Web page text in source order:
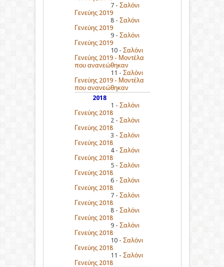
7 - Σαλόνι
Γενεύης 2019
8 - Σαλόνι
Γενεύης 2019
9 - Σαλόνι
Γενεύης 2019
10 - Σαλόνι
Γενεύης 2019 - Μοντέλα
που ανανεώθηκαν
11 - Σαλόνι
Γενεύης 2019 - Μοντέλα
που ανανεώθηκαν
2018
1 - Σαλόνι
Γενεύης 2018
2 - Σαλόνι
Γενεύης 2018
3 - Σαλόνι
Γενεύης 2018
4 - Σαλόνι
Γενεύης 2018
5 - Σαλόνι
Γενεύης 2018
6 - Σαλόνι
Γενεύης 2018
7 - Σαλόνι
Γενεύης 2018
8 - Σαλόνι
Γενεύης 2018
9 - Σαλόνι
Γενεύης 2018
10 - Σαλόνι
Γενεύης 2018
11 - Σαλόνι
Γενεύης 2018